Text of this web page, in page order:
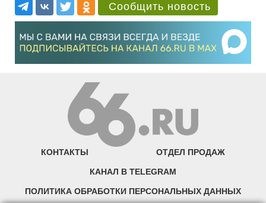
Сообщить новость
КОНТАКТЫ ОТДЕЛ ПРОДАЖ
КАНАЛ В TELEGRAM
ПОЛИТИКА ОБРАБОТКИ ПЕРСОНАЛЬНЫХ ДАННЫХ